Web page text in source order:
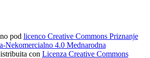
pod licenco Creative Commons Priznanje
Nekomercialno 4.0 Mednarodna
con Licenza Creative Commons